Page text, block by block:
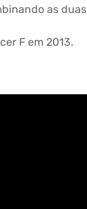
as duas
F em 2013.